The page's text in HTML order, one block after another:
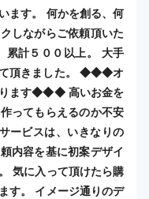
ます。 何かを創る、何
しながらご依頼頂いた
累計５００以上。 大手
て頂きました。 ◆◆◆オ
ります◆◆◆ 高いお金を
ってもらえるのか不安
ービスは、いきなりの
内容を基に初案デザイ
気に入って頂けたら購
す。 イメージ通りのデ